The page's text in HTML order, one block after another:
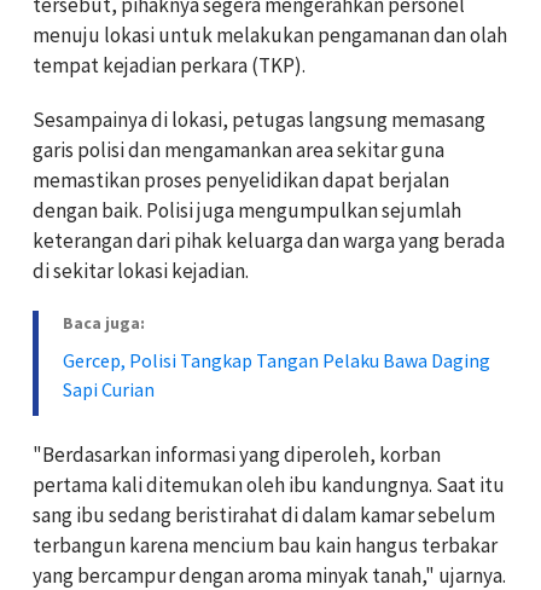
menuju lokasi untuk melakukan pengamanan dan olah
tempat kejadian perkara (TKP).
Sesampainya di lokasi, petugas langsung memasang
garis polisi dan mengamankan area sekitar guna
memastikan proses penyelidikan dapat berjalan
dengan baik. Polisi juga mengumpulkan sejumlah
keterangan dari pihak keluarga dan warga yang berada
di sekitar lokasi kejadian.
Baca juga:
Gercep, Polisi Tangkap Tangan Pelaku Bawa Daging
Sapi Curian
"Berdasarkan informasi yang diperoleh, korban
pertama kali ditemukan oleh ibu kandungnya. Saat itu
sang ibu sedang beristirahat di dalam kamar sebelum
terbangun karena mencium bau kain hangus terbakar
yang bercampur dengan aroma minyak tanah," ujarnya.